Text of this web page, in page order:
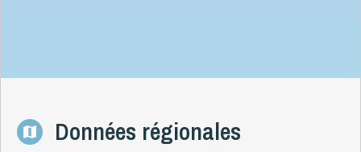
Données régionales